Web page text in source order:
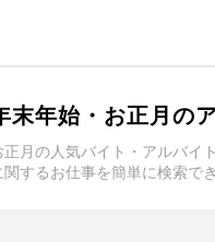
末年始・お正月の
月の人気バイト・アルバ
するお仕事を簡単に検索で